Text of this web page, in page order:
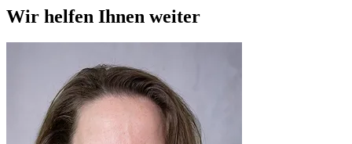
Wir helfen Ihnen weiter